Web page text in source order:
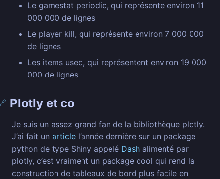
Le gamestat periodic, qui représente environ 11
000 000 de lignes
Le player kill, qui représente environ 7 000 000
de lignes
Les items used, qui représentent environ 19 000
000 de lignes
Plotly et co
Je suis un assez grand fan de la bibliothèque plotly.
J’ai fait un article l’année dernière sur un package
python de type Shiny appelé Dash alimenté par
plotly, c’est vraiment un package cool qui rend la
construction de tableaux de bord plus facile en